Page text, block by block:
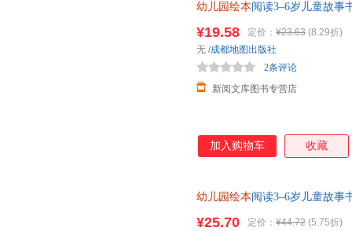
幼儿园绘本阅读3–6岁儿童故事
小绘本
¥19.58 定价： ¥23.63 (8.29折)
新阅文库图书专营店
2条评论
无 /成都地图出版社
加入购物车 收藏
幼儿园绘本阅读3–6岁儿童故事
¥25.70 定价： ¥44.72 (5.75折)